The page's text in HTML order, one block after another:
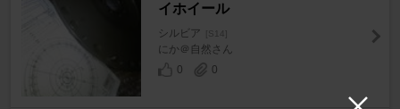
イホイール
シルビア [S14]
にか＠自然さん
0
0